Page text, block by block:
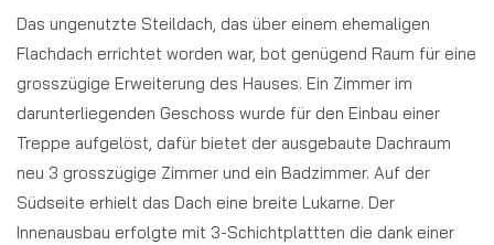
Das ungenutzte Steildach, das über einem ehemaligen
Flachdach errichtet worden war, bot genügend Raum für eine
grosszügige Erweiterung des Hauses. Ein Zimmer im
darunterliegenden Geschoss wurde für den Einbau einer
Treppe aufgelöst, dafür bietet der ausgebaute Dachraum
neu 3 grosszügige Zimmer und ein Badzimmer. Auf der
Südseite erhielt das Dach eine breite Lukarne. Der
Innenausbau erfolgte mit 3-Schichtplattten die dank einer